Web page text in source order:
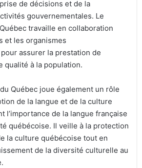
de décisions et de la
gouvernementales. Le
travaille en collaboration
et les organismes
assurer la prestation de
qualité à la population.
Québec joue également un rôle
de la langue et de la culture
l’importance de la langue française
québécoise. Il veille à la protection
la culture québécoise tout en
de la diversité culturelle au